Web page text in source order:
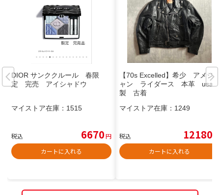
DIOR サンククルール 春限
定 完売 アイシャドウ
マイストア在庫： 1515
税込 6670円
カートに入れる
【70s Excelled】希少 アメジ
ャン ライダース 本革 usa
製 古着
マイストア在庫： 1249
税込 12180
カートに入れる